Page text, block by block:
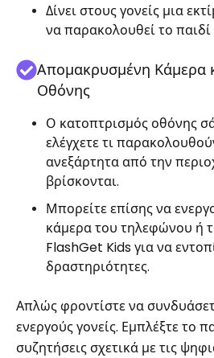
Δίνει στους γονείς μια
να παρακολουθεί το
Απομακρυσμένη Κάμερα
Οθόνης
Ο κατοπτρισμός οθόνης
ελέγχετε τι
ανεξάρτητα από την
βρίσκονται.
Μπορείτε επίσης να
κάμερα του τηλεφώνου ή
FlashGet Kids για να
δραστηριότητες.
Απλώς φροντίστε να
ενεργούς γονείς. Εμπλέξτε το
συζητήσεις σχετικά με τις